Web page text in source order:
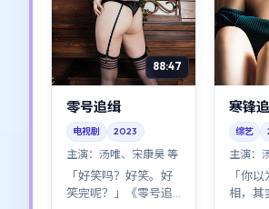
88:47
零号追缉
电视剧 2023
主演： 汤唯、宋康昊 等
「好笑吗？好笑。好
笑完呢？」《零号追
寒锋
综艺
主演：
等「你
相，其